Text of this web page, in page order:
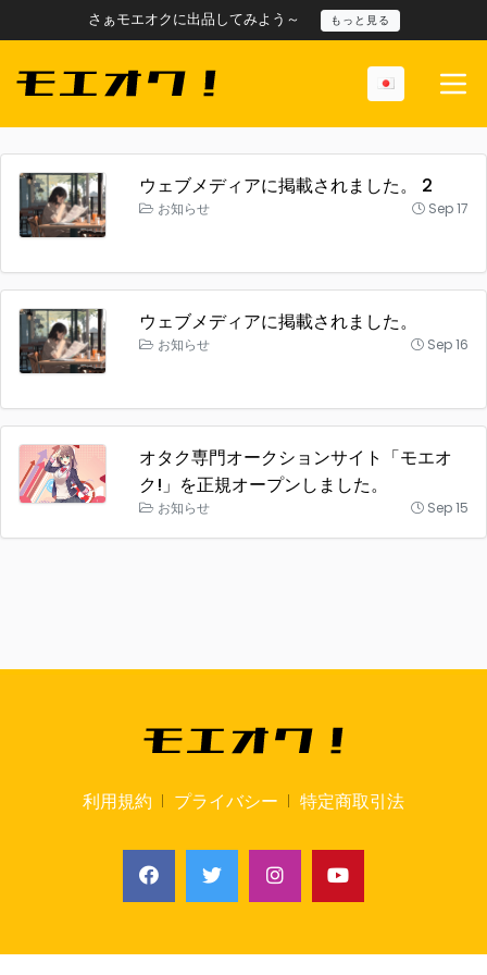
さぁモエオクに出品してみよう～ もっと見る
ウェブメディアに掲載されました。 2
お知らせ Sep 17
ウェブメディアに掲載されました。
お知らせ Sep 16
オタク専門オークションサイト「モエオ
ク!」を正規オープンしました。
お知らせ Sep 15
利用規約 プライバシー 特定商取引法